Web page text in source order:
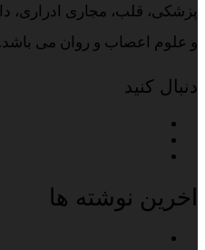
پزشکی، قلب، مجاری ادراری،
و علوم اعصاب و روان می باشد.
دنبال کنید
اخرین نوشته ها